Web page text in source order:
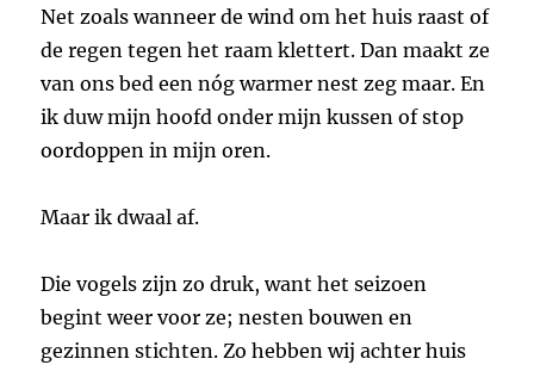
Net zoals wanneer de wind om het huis raast of
de regen tegen het raam klettert. Dan maakt ze
van ons bed een nóg warmer nest zeg maar. En
ik duw mijn hoofd onder mijn kussen of stop
oordoppen in mijn oren.
Maar ik dwaal af.
Die vogels zijn zo druk, want het seizoen
begint weer voor ze; nesten bouwen en
gezinnen stichten. Zo hebben wij achter huis